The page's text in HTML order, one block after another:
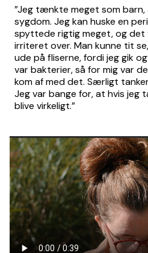
”Jeg tænkte meget som
sygdom. Jeg kan huske en
spyttede rigtig meget, og
irriteret over. Man kunne tit
ude på fliserne, fordi jeg gik
var bakterier, så for mig var
kom af med det. Særligt
Jeg var bange for, at hvis
blive virkeligt.”